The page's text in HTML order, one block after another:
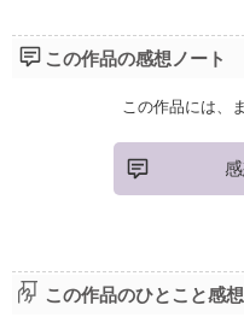
この作品の感想ノート
この作品には、
この作品のひとこと感想